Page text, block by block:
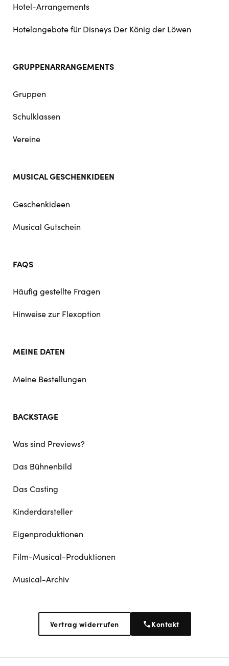
Hotel-Arrangements
Hotelangebote für Disneys Der König der Löwen
GRUPPENARRANGEMENTS
Gruppen
Schulklassen
Vereine
MUSICAL GESCHENKIDEEN
Geschenkideen
Musical Gutschein
FAQS
Häufig gestellte Fragen
Hinweise zur Flexoption
MEINE DATEN
Meine Bestellungen
BACKSTAGE
Was sind Previews?
Das Bühnenbild
Das Casting
Kinderdarsteller
Eigenproduktionen
Film-Musical-Produktionen
Musical-Archiv
Vertrag widerrufen Kontakt